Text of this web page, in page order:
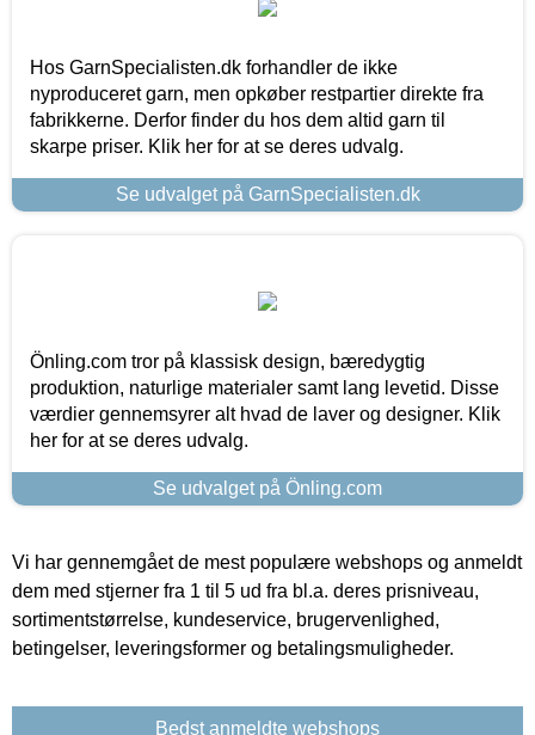
Hos GarnSpecialisten.dk forhandler de ikke
nyproduceret garn, men opkøber restpartier direkte fra
fabrikkerne. Derfor finder du hos dem altid garn til
skarpe priser. Klik her for at se deres udvalg.
Se udvalget på GarnSpecialisten.dk
Önling.com tror på klassisk design, bæredygtig
produktion, naturlige materialer samt lang levetid. Disse
værdier gennemsyrer alt hvad de laver og designer. Klik
her for at se deres udvalg.
Se udvalget på Önling.com
Vi har gennemgået de mest populære webshops og anmeldt
dem med stjerner fra 1 til 5 ud fra bl.a. deres prisniveau,
sortimentstørrelse, kundeservice, brugervenlighed,
betingelser, leveringsformer og betalingsmuligheder.
Bedst anmeldte webshops